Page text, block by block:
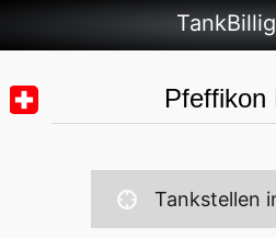
Tankstellen